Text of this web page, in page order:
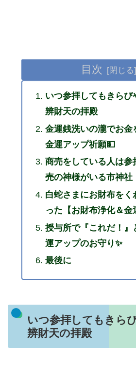
目次
いつ参拝してもきらび
辨財天の拝殿
金運銭洗いの瀧でお金
金運アップ祈願💵
商売をしている人は参
売の神様がいる市神社
白蛇さまにお財布をく
った【お財布浄化＆金
授与所で『これだ！』
運アップのお守り✨
最後に
いつ参拝してもきら
辨財天の拝殿